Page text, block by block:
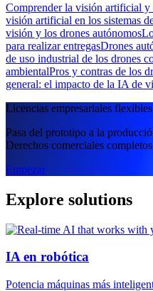
Comprender la visión artificial y
visión artificial en los sistemas
visión y los drones autónomos
para realizar entregasDrones
de uso industrial de los drones
ambientalPros y contras de los
general: el impacto de la IA de
Licencias empresariales flexibles
Pasa del prototipo a la
Derechos comerciales
Empezar
Explore solutions
IA en robótica
Potencia máquinas más